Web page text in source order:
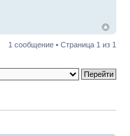
1 сообщение • Страница 1 из 1